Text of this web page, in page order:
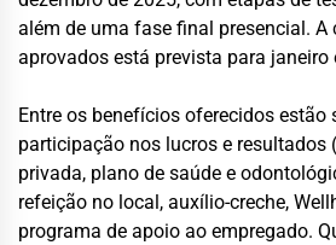
além de uma fase final presencial. A
aprovados está prevista para janeiro
Entre os benefícios oferecidos estão
participação nos lucros e resultados
privada, plano de saúde e
refeição no local, auxílio-creche,
programa de apoio ao empregado.